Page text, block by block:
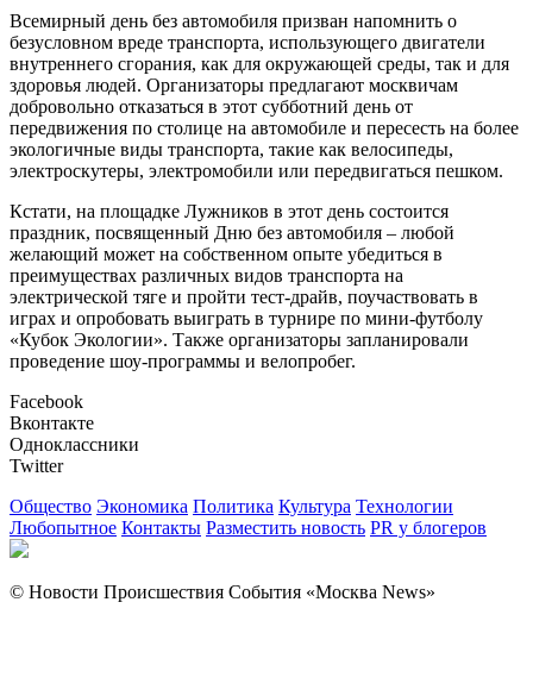
Всемирный день без автомобиля призван напомнить о
безусловном вреде транспорта, использующего двигатели
внутреннего сгорания, как для окружающей среды, так и для
здоровья людей. Организаторы предлагают москвичам
добровольно отказаться в этот субботний день от
передвижения по столице на автомобиле и пересесть на более
экологичные виды транспорта, такие как велосипеды,
электроскутеры, электромобили или передвигаться пешком.
Кстати, на площадке Лужников в этот день состоится
праздник, посвященный Дню без автомобиля – любой
желающий может на собственном опыте убедиться в
преимуществах различных видов транспорта на
электрической тяге и пройти тест-драйв, поучаствовать в
играх и опробовать выиграть в турнире по мини-футболу
«Кубок Экологии». Также организаторы запланировали
проведение шоу-программы и велопробег.
Facebook
Вконтакте
Одноклассники
Twitter
Общество Экономика Политика Культура Технологии
Любопытное Контакты Разместить новость PR у блогеров
© Новости Происшествия События «Москва News»